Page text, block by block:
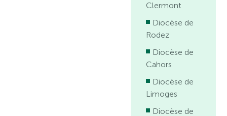
Clermont
Diocèse de
Rodez
Diocèse de
Cahors
Diocèse de
Limoges
Diocèse de